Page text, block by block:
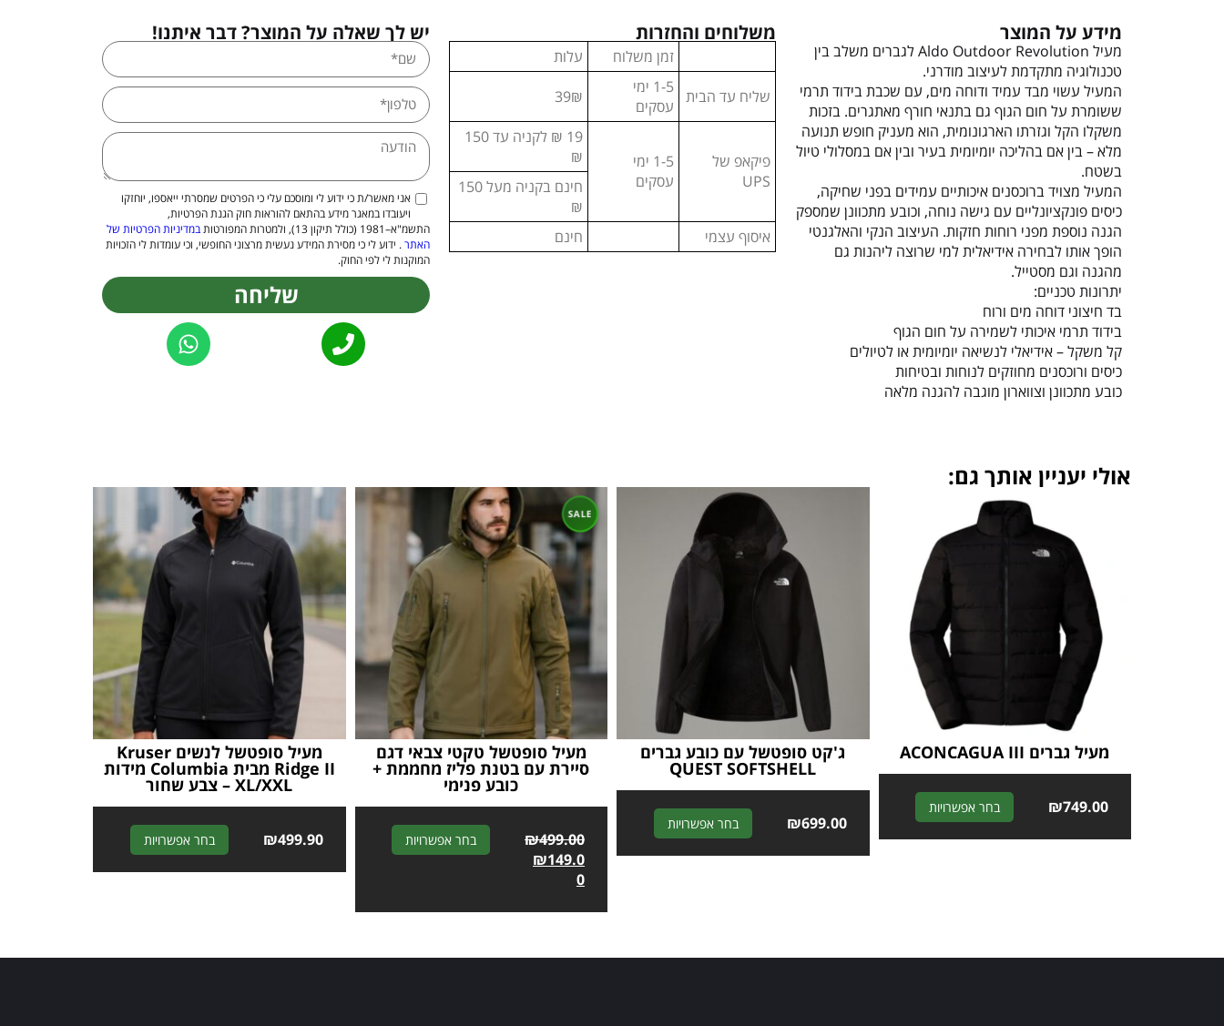
מידע על המוצר
מעיל Aldo Outdoor Revolution לגברים משלב בין
טכנולוגיה מתקדמת לעיצוב מודרני.
המעיל עשוי מבד עמיד ודוחה מים, עם שכבת בידוד תרמי
ששומרת על חום הגוף גם בתנאי חורף מאתגרים. בזכות
משקלו הקל וגזרתו הארגונומית, הוא מעניק חופש תנועה
מלא – בין אם בהליכה יומיומית בעיר ובין אם במסלולי טיול
בשטח.
המעיל מצויד ברוכסנים איכותיים עמידים בפני שחיקה,
כיסים פונקציונליים עם גישה נוחה, וכובע מתכוונן שמספק
הגנה נוספת מפני רוחות חזקות. העיצוב הנקי והאלגנטי
הופך אותו לבחירה אידיאלית למי שרוצה ליהנות גם
מהגנה וגם מסטייל.
יתרונות טכניים:
בד חיצוני דוחה מים ורוח
בידוד תרמי איכותי לשמירה על חום הגוף
קל משקל – אידיאלי לנשיאה יומיומית או לטיולים
כיסים ורוכסנים מחוזקים לנוחות ובטיחות
כובע מתכוונן וצווארון מוגבה להגנה מלאה
משלוחים והחזרות
זמן משלוח
עלות
שליח עד הבית
1-5 ימי
עסקים
39₪
פיקאפ של
UPS
1-5 ימי
עסקים
19 ₪ לקניה עד 150
₪
חינם בקניה מעל 150
₪
איסוף עצמי
חינם
יש לך שאלה על המוצר? דבר איתנו!
אני מאשר/ת כי ידוע לי ומוסכם עלי כי הפרטים שמסרתי ייאספו, יוחזקו
ויעובדו במאגר מידע בהתאם להוראות חוק הגנת הפרטיות,
התשמ"א–1981 (כולל תיקון 13), ולמטרות המפורטות
במדיניות הפרטיות של
האתר. ידוע לי כי מסירת המידע נעשית מרצוני החופשי, וכי עומדות לי הזכויות
המוקנות לי לפי החוק.
שליחה
Alternative:
אולי יעניין אותך גם:
מעיל גברים ACONCAGUA III
₪749.00 בחר אפשרויות
ג'קט סופטשל עם כובע גברים
QUEST SOFTSHELL
₪699.00 בחר אפשרויות
t
מעיל סופטשל טקטי צבאי דגם
סיירת עם בטנת פליז מחממת +
כובע פנימי
₪499.00
₪149.0
0
בחר אפשרויות
a
מעיל סופטשל לנשים Kruser
Ridge II מבית Columbia מידות
XL/XXL – צבע שחור
₪499.90 בחר אפשרויות
a